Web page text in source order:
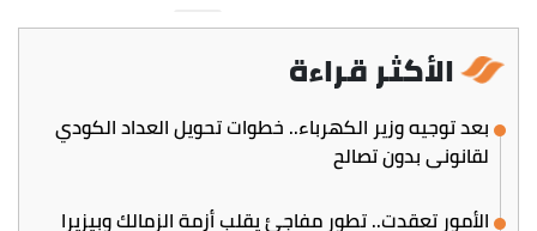
الأكثر قراءة
بعد توجيه وزير الكهرباء.. خطوات تحويل العداد الكودي
لقانوني بدون تصالح
الأمور تعقدت.. تطور مفاجئ يقلب أزمة الزمالك وبيزيرا